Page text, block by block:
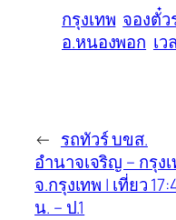
กรุงเทพ จองตั๋ว
อ.หนองพอก เว
← รถทัวร์ บขส.
อำนาจเจริญ – กรุง
จ.กรุงเทพ | เที่ยว
น. – ป.1